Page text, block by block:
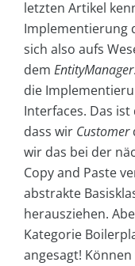
letzten Artikel
Implementierung
sich also aufs
dem EntityManager
die
Interfaces. Das
dass wir Customer
wir das bei der
Copy and Paste
abstrakte
herausziehen.
Kategorie
angesagt!